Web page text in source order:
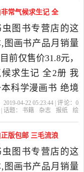
大全幼儿益智游
年山东书虫图
精选书籍,杂志,报
价比很高的绘本,
，由山东 济南发
常气候求生记 全
元
虫图书专营店的这
图画书产品月销量
前仅售价31.8元，
求生记 全2册 我
科学漫画书 绝境
少儿科普百科全
小学生阅读必读
年山东书虫图
精选书籍,杂志,报
04-22 05:23:44 | 评论： 0
| 话题： 书籍 杂志 报纸
绘
版包邮 三毛流浪
元
虫图书专营店的这
图画书产品月销量